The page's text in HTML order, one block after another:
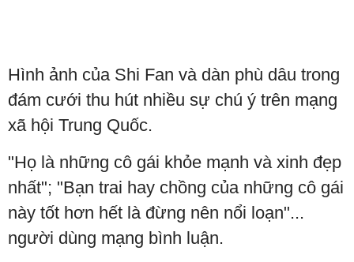
Hình ảnh của Shi Fan và dàn phù dâu trong
đám cưới thu hút nhiều sự chú ý trên mạng
xã hội Trung Quốc.
"Họ là những cô gái khỏe mạnh và xinh đẹp
nhất"; "Bạn trai hay chồng của những cô gái
này tốt hơn hết là đừng nên nổi loạn"...
người dùng mạng bình luận.